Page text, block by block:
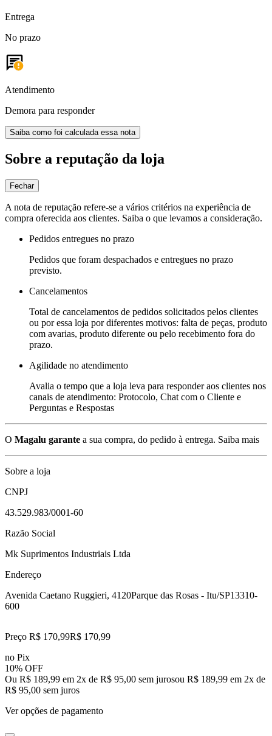
Entrega
No prazo
Atendimento
Demora para responder
Saiba como foi calculada essa nota
Sobre a reputação da loja
Fechar
A nota de reputação refere-se a vários critérios na experiência de
compra oferecida aos clientes. Saiba o que levamos a consideração.
Pedidos entregues no prazo
Pedidos que foram despachados e entregues no prazo
previsto.
Cancelamentos
Total de cancelamentos de pedidos solicitados pelos clientes
ou por essa loja por diferentes motivos: falta de peças, produto
com avarias, produto diferente ou pelo recebimento fora do
prazo.
Agilidade no atendimento
Avalia o tempo que a loja leva para responder aos clientes nos
canais de atendimento: Protocolo, Chat com o Cliente e
Perguntas e Respostas
O Magalu garante a sua compra, do pedido à entrega. Saiba mais
Sobre a loja
CNPJ
43.529.983/0001-60
Razão Social
Mk Suprimentos Industriais Ltda
Endereço
Avenida Caetano Ruggieri, 4120Parque das Rosas - Itu/SP13310-
600
Preço R$ 170,99R$ 170,99
no Pix
10% OFF
Ou R$ 189,99 em 2x de R$ 95,00 sem jurosou R$ 189,99 em 2x de
R$ 95,00 sem juros
Ver opções de pagamento